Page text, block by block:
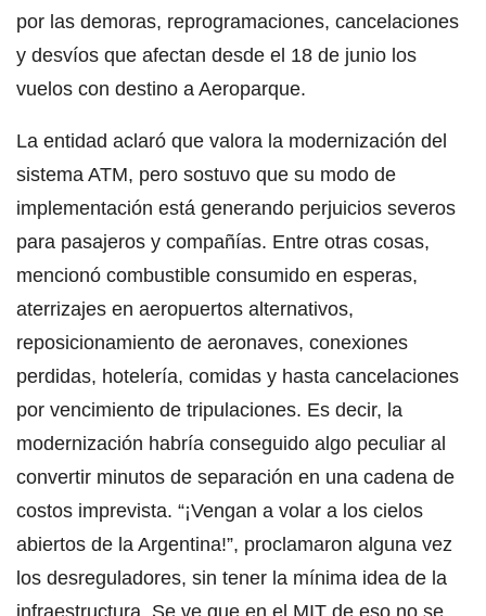
por las demoras, reprogramaciones, cancelaciones
y desvíos que afectan desde el 18 de junio los
vuelos con destino a Aeroparque.
La entidad aclaró que valora la modernización del
sistema ATM, pero sostuvo que su modo de
implementación está generando perjuicios severos
para pasajeros y compañías. Entre otras cosas,
mencionó combustible consumido en esperas,
aterrizajes en aeropuertos alternativos,
reposicionamiento de aeronaves, conexiones
perdidas, hotelería, comidas y hasta cancelaciones
por vencimiento de tripulaciones. Es decir, la
modernización habría conseguido algo peculiar al
convertir minutos de separación en una cadena de
costos imprevista. “¡Vengan a volar a los cielos
abiertos de la Argentina!”, proclamaron alguna vez
los desreguladores, sin tener la mínima idea de la
infraestructura. Se ve que en el MIT de eso no se